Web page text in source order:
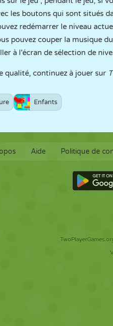
les boutons qui sont situés
redémarrer le niveau
pouvez couper la musique
à l'écran de sélection de
qualité, continuez à jouer sur
Enfants
Aide Politique de